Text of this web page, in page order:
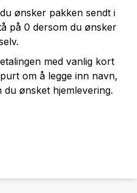
ønsker pakken sendt i
på 0 dersom du ønsker
med vanlig kort
om å legge inn navn,
ønsket hjemlevering.